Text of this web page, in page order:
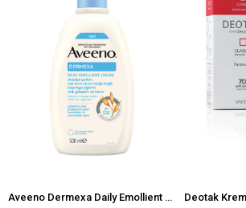
Aveeno Dermexa Daily Emollient Cream 500 ml